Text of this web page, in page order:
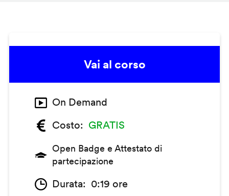
Vai al corso
On Demand
Costo
GRATIS
Open Badge e Attestato di
partecipazione
Durata 0:19 ore